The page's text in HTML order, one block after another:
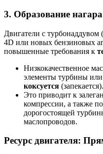
3. Образование
Двигатели с турбонаддувом
4D или новых бензиновых
повышенные требования к
Низкокачественное
элементы турбины
коксуется (запекается).
Это приводит к
компрессии, а также
дорогостоящей
маслопроводов.
Ресурс двигателя: